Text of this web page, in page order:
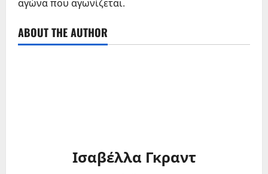
αγώνα που αγωνίζεται.
ABOUT THE AUTHOR
Ισαβέλλα Γκραντ